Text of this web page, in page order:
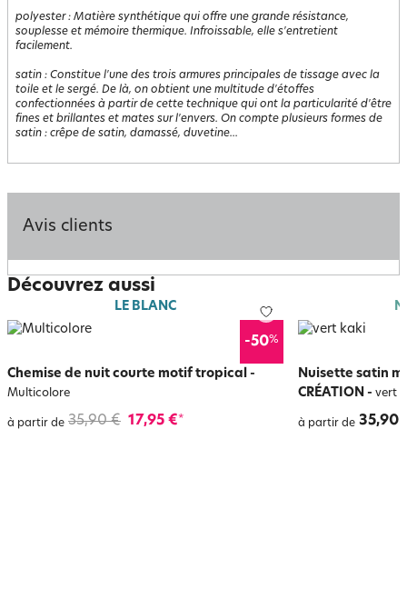
polyester: Matière synthétique qui offre une grande résistance,
souplesse et mémoire thermique. Infroissable, elle s'entretient
facilement.
satin : Constitue l'une des trois armures principales de tissage avec la
toile et le sergé. De là, on obtient une multitude d'étoffes
confectionnées à partir de cette technique qui ont la particularité d'être
fines et brillantes et mates sur l'envers. On compte plusieurs formes de
satin : crêpe de satin, damassé, duvetine...
Avis clients
Découvrez aussi
LE BLANC
-50%
Chemise de nuit courte motif tropical -
Multicolore
à partir de 35,90 € 17,95 €*
Nuisette satin
CRÉATION - vert
à partir de 35,90